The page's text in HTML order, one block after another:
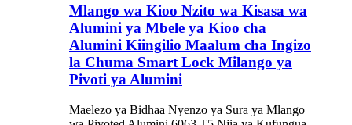
Mlango wa Kioo Nzito wa Kisasa wa
Alumini ya Mbele ya Kioo cha
Alumini Kiingilio Maalum cha Ingizo
la Chuma Smart Lock Milango ya
Pivoti ya Alumini
Maelezo ya Bidhaa Nyenzo ya Sura ya Mlango